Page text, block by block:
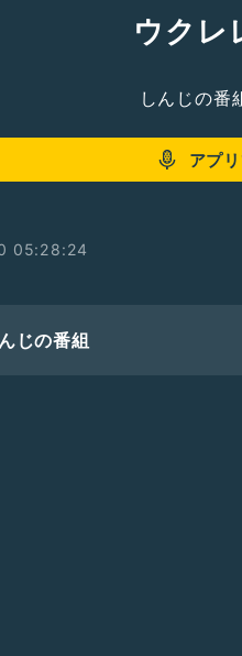
ウクレ
しんじの番
アプ
05:28:24
じの番組